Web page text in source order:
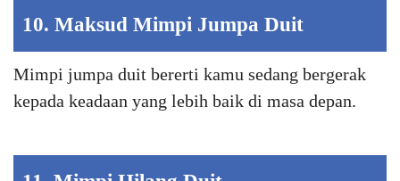
10. Maksud Mimpi Jumpa Duit
Mimpi jumpa duit bererti kamu sedang bergerak
kepada keadaan yang lebih baik di masa depan.